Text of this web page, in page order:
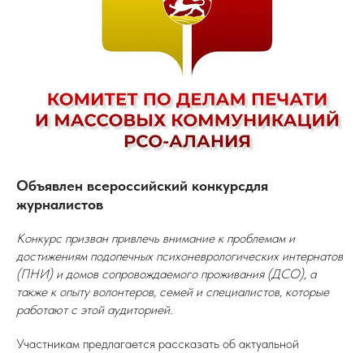
Объявлен всероссийский конкурсдля
журналистов
Конкурс призван привлечь внимание к проблемам и
достижениям подопечных психоневрологических интернатов
(ПНИ) и домов сопровождаемого проживания (ДСО), а
также к опыту волонтеров, семей и специалистов, которые
работают с этой аудиторией.
Участникам предлагается рассказать об актуальной